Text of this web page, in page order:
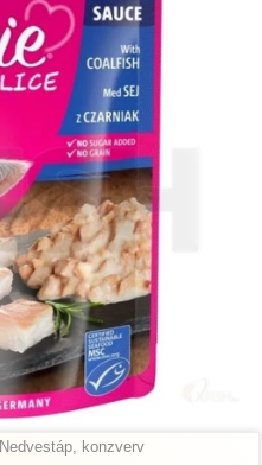
Nedvestáp, konzverv